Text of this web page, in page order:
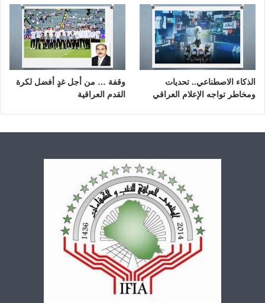
الذكاء الاصطناعي.. تحديات
ومخاطر تواجه الإعلام العراقي
وقفة … من أجل غدٍ أفضل لكرة
القدم العراقية